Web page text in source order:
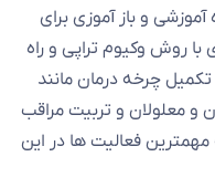
و باز آموزی برای
با روش وکیوم تراپی و راه
چرخه درمان مانند
معلولان و تربیت مراقب
مهمترین فعالیت ها در این